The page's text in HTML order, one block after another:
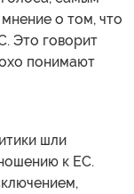
о том, что
Это говорит
понимают
шли
к ЕС.